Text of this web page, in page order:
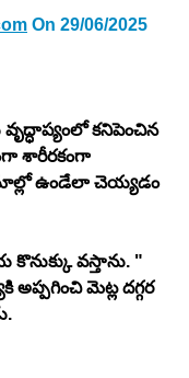
On 29/06/2025
కనిపెంచిన
శారీరకంగా
ఉండేలా చెయ్యడం
వస్తాను. "
అప్పగించి మెట్ల దగ్గర